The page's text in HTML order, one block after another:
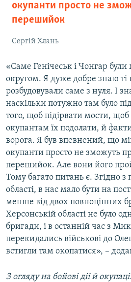
окупанти просто не
перешийок
Сергій Хлань
«Саме Генічеськ і Чонгар
округом. Я дуже добре знаю ті
розбудовували саме з нуля. І
наскільки потужно там було
того, щоб підірвати мости,
окупантам їх подолати, й
ворога. Я був впевнений, що
окупанти просто не зможуть
перешийок. Але вони його
Тому багато питань є. Згідно
області, в нас мало бути на
менше від двох повноцінних
Херсонській області не було
бригади, і в останній час з
перекидались військові до
встигли там окопатися», –
З огляду на бойові дії й